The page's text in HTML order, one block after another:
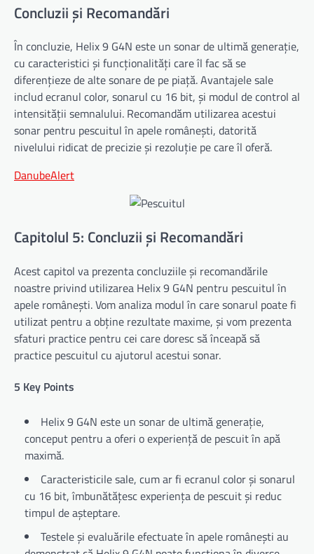
Concluzii și Recomandări
În concluzie, Helix 9 G4N este un sonar de ultimă generație,
cu caracteristici și funcționalități care îl fac să se
diferențieze de alte sonare de pe piață. Avantajele sale
includ ecranul color, sonarul cu 16 bit, și modul de control al
intensității semnalului. Recomandăm utilizarea acestui
sonar pentru pescuitul în apele românești, datorită
nivelului ridicat de precizie și rezoluție pe care îl oferă.
DanubeAlert
Capitolul 5: Concluzii și Recomandări
Acest capitol va prezenta concluziile și recomandările
noastre privind utilizarea Helix 9 G4N pentru pescuitul în
apele românești. Vom analiza modul în care sonarul poate fi
utilizat pentru a obține rezultate maxime, și vom prezenta
sfaturi practice pentru cei care doresc să înceapă să
practice pescuitul cu ajutorul acestui sonar.
5 Key Points
Helix 9 G4N este un sonar de ultimă generație,
conceput pentru a oferi o experiență de pescuit în apă
maximă.
Caracteristicile sale, cum ar fi ecranul color și sonarul
cu 16 bit, îmbunătățesc experiența de pescuit și reduc
timpul de așteptare.
Testele și evaluările efectuate în apele românești au